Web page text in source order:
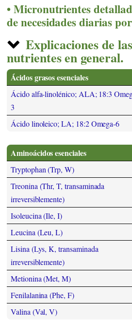
Micronutrientes
de necesidades diarias
Explicaciones de
nutrientes en general.
Ácidos grasos esenciales
Ácido alfa-linolénico; ALA; 18:3
3
Ácido linoleico; LA; 18:2 Omega-6
Aminoácidos esenciales
Tryptophan (Trp, W)
Treonina (Thr, T, transaminada
irreversiblemente)
Isoleucina (Ile, I)
Leucina (Leu, L)
Lisina (Lys, K, transaminada
irreversiblemente)
Metionina (Met, M)
Fenilalanina (Phe, F)
Valina (Val, V)